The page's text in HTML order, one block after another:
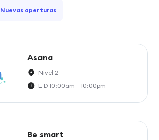
Nuevas aperturas
Asana
Nivel 2
L-D 10:00am - 10:00pm
Be smart